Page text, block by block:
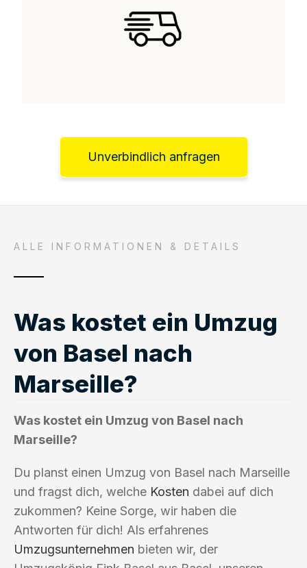
Unverbindlich anfragen
ALLE INFORMATIONEN & DETAILS
Was kostet ein Umzug
von Basel nach
Marseille?
Was kostet ein Umzug von Basel nach
Marseille?
Du planst einen Umzug von Basel nach Marseille
und fragst dich, welche Kosten dabei auf dich
zukommen? Keine Sorge, wir haben die
Antworten für dich! Als erfahrenes
Umzugsunternehmen bieten wir, der